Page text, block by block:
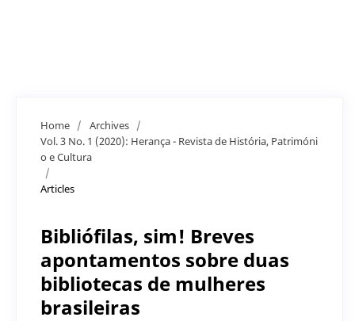
Home / Archives /
Vol. 3 No. 1 (2020): Herança - Revista de História, Patrimóni
o e Cultura
/
Articles
Bibliófilas, sim! Breves
apontamentos sobre duas
bibliotecas de mulheres
brasileiras